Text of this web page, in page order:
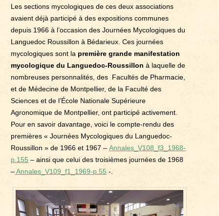
Les sections mycologiques de ces deux associations
avaient déjà participé à des expositions communes
depuis 1966 à l’occasion des Journées Mycologiques du
Languedoc Roussillon à Bédarieux. Ces journées
mycologiques sont la première grande manifestation
mycologique du Languedoc-Roussillon à laquelle de
nombreuses personnalités, des Facultés de Pharmacie,
et de Médecine de Montpellier, de la Faculté des
Sciences et de l’École Nationale Supérieure
Agronomique de Montpellier, ont participé activement.
Pour en savoir davantage, voici le compte-rendu des
premières « Journées Mycologiques du Languedoc-
Roussillon » de 1966 et 1967 –Annales_V108_f3_1968-
p.155 – ainsi que celui des troisièmes journées de 1968
–Annales_V109_f1_1969-p.55 -.